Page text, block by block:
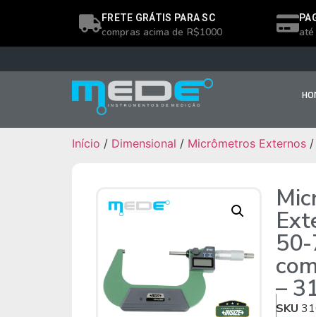
FRETE GRÁTIS PARA SC
compras acima de R$1000
Início / Dimensional / Micrômetros Externos /
–
SKU